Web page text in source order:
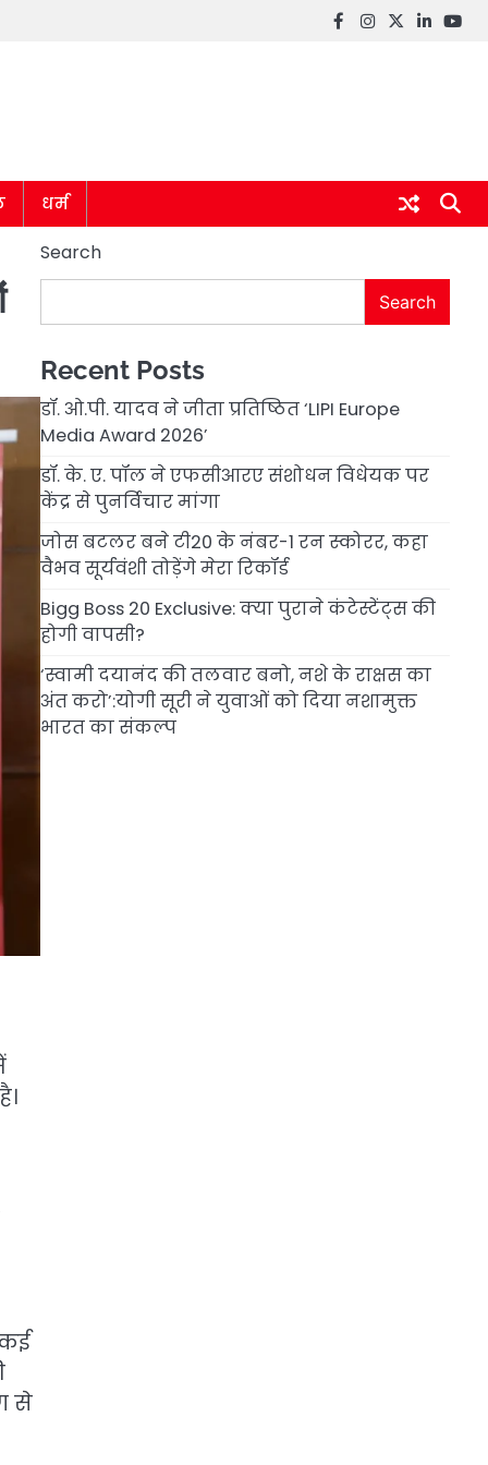
Facebook
instagram
twitter
linkedin
धर्म
से
Search
Search
Recent Posts
डॉ. ओ.पी. यादव ने जीता प्रतिष्ठित ‘LIPI Europe
Media Award 2026’
डॉ. के. ए. पॉल ने एफसीआरए संशोधन विधेयक पर
केंद्र से पुनर्विचार मांगा
जोस बटलर बने टी20 के नंबर-1 रन स्कोरर, कहा
वैभव सूर्यवंशी तोड़ेंगे मेरा रिकॉर्ड
Bigg Boss 20 Exclusive: क्या पुराने कंटेस्टेंट्स की
होगी वापसी?
‘स्वामी दयानंद की तलवार बनो, नशे के राक्षस का
अंत करो’:योगी सूरी ने युवाओं को दिया नशामुक्त
भारत का संकल्प